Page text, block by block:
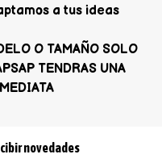
a tus ideas
O TAMAÑO SOLO
TENDRAS UNA
novedades